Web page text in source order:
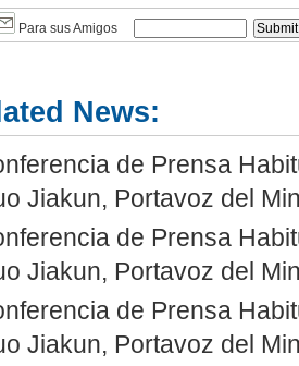
Para sus Amigos
News:
de Prensa
Jiakun, Portavoz del
de Prensa
Jiakun, Portavoz del
de Prensa
Jiakun, Portavoz del